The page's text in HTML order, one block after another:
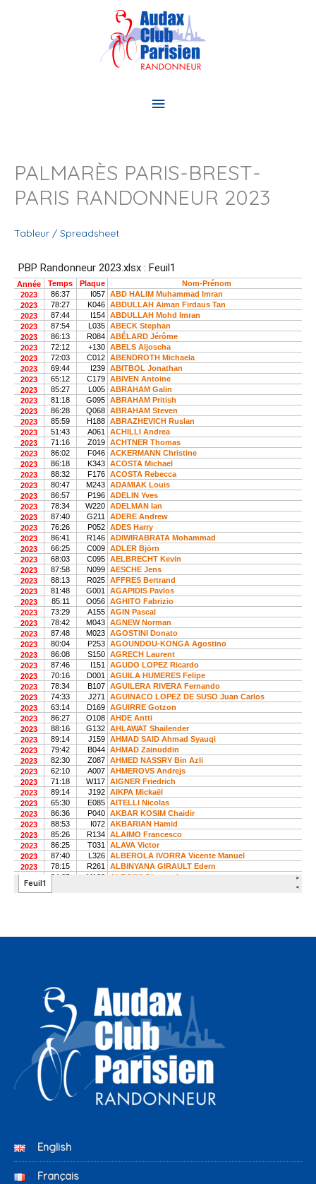
Menu
PALMARÈS PARIS-BREST-
PARIS RANDONNEUR 2023
Tableur / Spreadsheet
English
Français